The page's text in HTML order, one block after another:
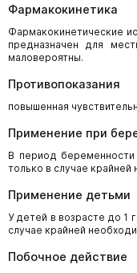
Фармакокинетика
Фармакокинетические
предназначен для
маловероятны.
Противопоказания
повышенная
Применение при
В период беременности
только в случае
Применение детьми
У детей в возрасте до 1
случае крайней
Побочное действие